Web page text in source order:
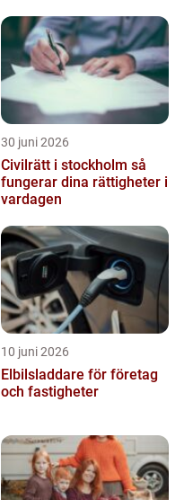
30 juni 2026
Civilrätt i stockholm så
fungerar dina rättigheter i
vardagen
10 juni 2026
Elbilsladdare för företag
och fastigheter